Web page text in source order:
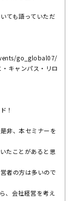
ても語っていただ
go_global07/
キャンパス・リロ
！
非、本セミナーを
たことがあると思
者の方は多いので
、会社経営を考え